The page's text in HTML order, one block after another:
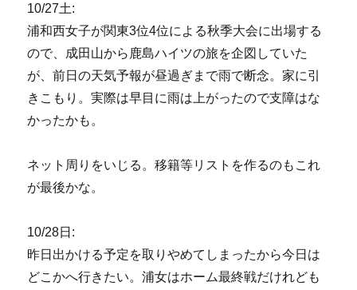
10/27土:
浦和西女子が関東3位4位による秋季大会に出場する
ので、成田山から鹿島ハイツの旅を企図していた
が、前日の天気予報が昼過ぎまで雨で断念。家に引
きこもり。実際は早目に雨は上がったので支障はな
かったかも。
ネット周りをいじる。移籍等リストを作るのもこれ
が最後かな。
10/28日:
昨日出かける予定を取りやめてしまったから今日は
どこかへ行きたい。浦女はホーム最終戦だけれども